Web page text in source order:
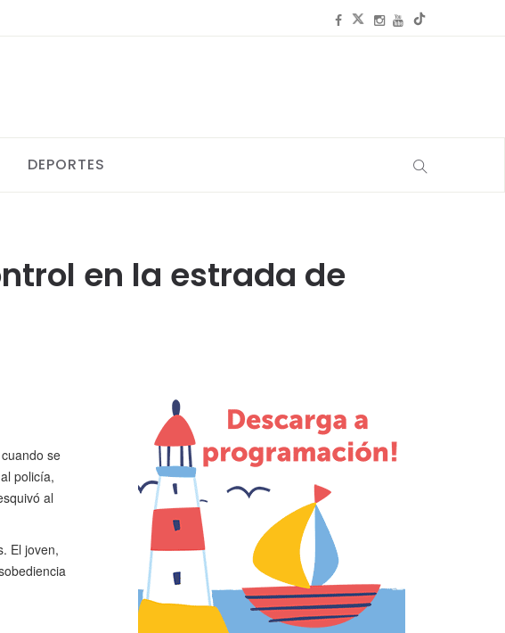
DEPORTES
en la estrada de
se
policía,
al
El joven,